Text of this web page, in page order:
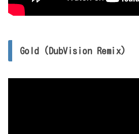
Gold (DubVision Remix)